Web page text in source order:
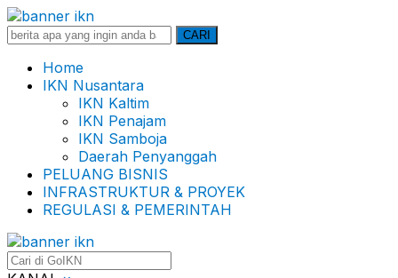
Search
CARI
Home
IKN Nusantara
IKN Kaltim
IKN Penajam
IKN Samboja
Daerah Penyanggah
PELUANG BISNIS
INFRASTRUKTUR & PROYEK
REGULASI & PEMERINTAH